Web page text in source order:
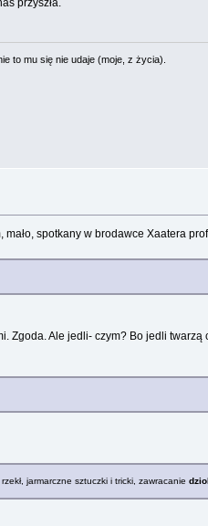
przyszła.
to mu się nie udaje (moje, z życia).
spotkany w brodawce Xaatera
Zgoda. Ale jedli- czym? Bo jedli twarzą
jarmarczne sztuczki i tricki, zawracanie